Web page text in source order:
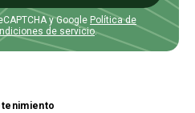
y Google Política de
de servicio.